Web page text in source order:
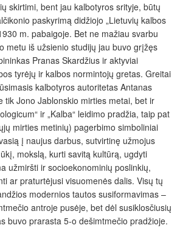
skirtimi, bent jau kalbotyros srityje, būtų
paskyrimą didžiojo „Lietuvių kalbos
m. pabaigoje. Bet ne mažiau svarbu
metu iš užsienio studijų jau buvo grįžęs
Pranas Skardžius ir aktyviai
tyrėjų ir kalbos normintojų gretas. Greitai
kalbotyros autoritetas Antanas
tik Jono Jablonskio mirties metai, bet ir
ir „Kalba“ leidimo pradžia, taip pat
mirties metinių) pagerbimo simboliniai
į naujus darbus, sutvirtinę užmojus
mokslą, kurti savitą kultūrą, ugdyti
užmiršti ir socioekonominių poslinkių,
ar praturtėjusi visuomenės dalis. Visų tų
modernios tautos susiformavimas –
antroje pusėje, bet dėl susiklosčiusių
buvo prarasta 5-o dešimtmečio pradžioje.